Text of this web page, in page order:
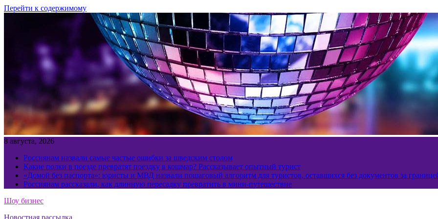
Перейти к содержимому
8 августа, 2026
Россиянам назвали самые частые ошибки за шведским столом
Какие полки в поезде превратят поездку в кошмар? Рассказывает опытный турист
«Домой без паспорта»: юристы и МВД назвали пошаговый алгоритм для туристов, оставшихся без документов за
Россиянам рассказали, как длинную пересадку превратить в мини-путешествие
Шоу бизнес
Новостная рассылка